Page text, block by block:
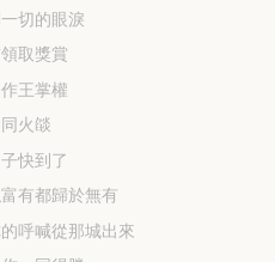
切的眼淚
取獎賞
王掌權
火燄
快到了
有都歸於無有
呼喊從那城出來